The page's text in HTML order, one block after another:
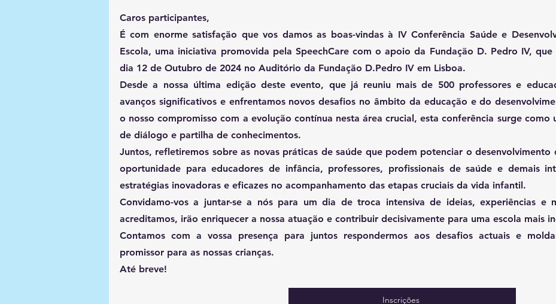
Caros participantes,
É com enorme satisfação que vos damos as boas-vindas à IV Conferência Saúde e
Escola, uma iniciativa promovida pela SpeechCare com o apoio da Fundação D. Pedro IV,
dia 12 de Outubro de 2024 no Auditório da Fundação D.Pedro IV em Lisboa.
Desde a nossa última edição deste evento, que já reuniu mais de 500 professores e
avanços significativos e enfrentamos novos desafios no âmbito da educação e do
o nosso compromisso com a evolução contínua nesta área crucial, esta conferência surge como
de diálogo e partilha de conhecimentos.
Juntos, refletiremos sobre as novas práticas de saúde que podem potenciar o desenvolvimento
oportunidade para educadores de infância, professores, profissionais de saúde e demais
estratégias inovadoras e eficazes no acompanhamento das etapas cruciais da vida infantil.
Convidamo-vos a juntar-se a nós para um dia de troca intensiva de ideias, experiências e
acreditamos, irão enriquecer a nossa atuação e contribuir decisivamente para uma escola mais
Contamos com a vossa presença para juntos respondermos aos desafios actuais e
promissor para as nossas crianças.
Até breve!
Inscrições